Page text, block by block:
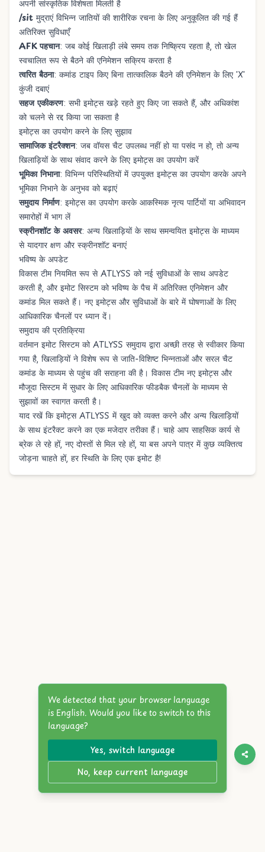
अपनी सांस्कृतिक विशेषता मिलती है
/sit मुद्राएं विभिन्न जातियों की शारीरिक रचना के लिए अनुकूलित की गई हैं
अतिरिक्त सुविधाएँ
AFK पहचान: जब कोई खिलाड़ी लंबे समय तक निष्क्रिय रहता है, तो खेल
स्वचालित रूप से बैठने की एनिमेशन सक्रिय करता है
त्वरित बैठना: कमांड टाइप किए बिना तात्कालिक बैठने की एनिमेशन के लिए 'X'
कुंजी दबाएं
सहज एकीकरण: सभी इमोट्स खड़े रहते हुए किए जा सकते हैं, और अधिकांश
को चलने से रद्द किया जा सकता है
इमोट्स का उपयोग करने के लिए सुझाव
सामाजिक इंटरैक्शन: जब वॉयस चैट उपलब्ध नहीं हो या पसंद न हो, तो अन्य
खिलाड़ियों के साथ संवाद करने के लिए इमोट्स का उपयोग करें
भूमिका निभाना: विभिन्न परिस्थितियों में उपयुक्त इमोट्स का उपयोग करके अपने
भूमिका निभाने के अनुभव को बढ़ाएं
समुदाय निर्माण: इमोट्स का उपयोग करके आकस्मिक नृत्य पार्टियों या अभिवादन
समारोहों में भाग लें
स्क्रीनशॉट के अवसर: अन्य खिलाड़ियों के साथ समन्वयित इमोट्स के माध्यम
से यादगार क्षण और स्क्रीनशॉट बनाएं
भविष्य के अपडेट
विकास टीम नियमित रूप से ATLYSS को नई सुविधाओं के साथ अपडेट
करती है, और इमोट सिस्टम को भविष्य के पैच में अतिरिक्त एनिमेशन और
कमांड मिल सकते हैं। नए इमोट्स और सुविधाओं के बारे में घोषणाओं के लिए
आधिकारिक चैनलों पर ध्यान दें।
समुदाय की प्रतिक्रिया
वर्तमान इमोट सिस्टम को ATLYSS समुदाय द्वारा अच्छी तरह से स्वीकार किया
गया है, खिलाड़ियों ने विशेष रूप से जाति-विशिष्ट भिन्नताओं और सरल चैट
कमांड के माध्यम से पहुंच की सराहना की है। विकास टीम नए इमोट्स और
मौजूदा सिस्टम में सुधार के लिए आधिकारिक फीडबैक चैनलों के माध्यम से
सुझावों का स्वागत करती है।
याद रखें कि इमोट्स ATLYSS में खुद को व्यक्त करने और अन्य खिलाड़ियों
के साथ इंटरैक्ट करने का एक मजेदार तरीका हैं। चाहे आप साहसिक कार्य से
ब्रेक ले रहे हों, नए दोस्तों से मिल रहे हों, या बस अपने पात्र में कुछ व्यक्तित्व
जोड़ना चाहते हों, हर स्थिति के लिए एक इमोट है!
We detected that your browser language
is English. Would you like to switch to this
language?
Yes, switch language
No, keep current language